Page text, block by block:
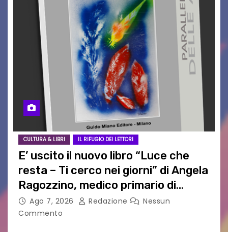
CULTURA & LIBRI IL RIFUGIO DEI LETTORI
E’ uscito il nuovo libro “Luce che
resta – Ti cerco nei giorni” di Angela
Ragozzino, medico primario di
Capua
Ago 7, 2026 Redazione
Nessun
Commento